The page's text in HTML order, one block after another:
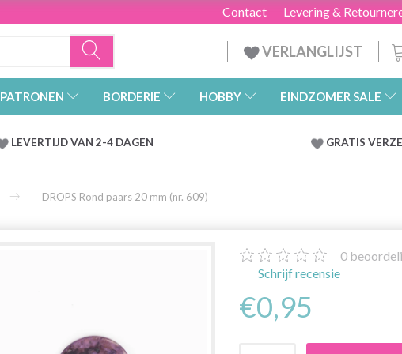
Levering &
Contact
VERLANGLIJST
PATRONEN BORDERIE HOBBY EINDZOMER SALE
LEVERTIJD VAN 2-4 DAGEN GRATIS
DROPS Rond paars 20 mm (nr. 609)
0
Schrijf recensie
€0,95